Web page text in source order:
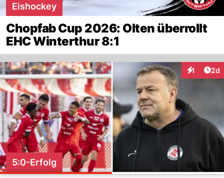
Eishockey
Chopfab Cup 2026: Olten überrollt
EHC Winterthur 8:1
1 2d
5:0-Erfolg